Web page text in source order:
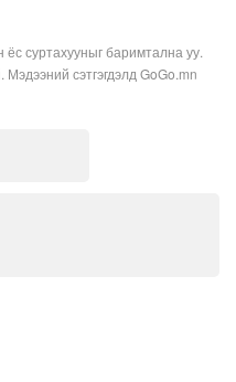
ёс суртахууныг баримтална уу.
Мэдээний сэтгэгдэлд GoGo.mn